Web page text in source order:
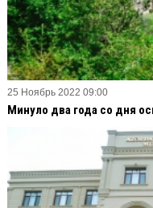
25 Ноябрь 2022 09:00
Минуло два года со дня